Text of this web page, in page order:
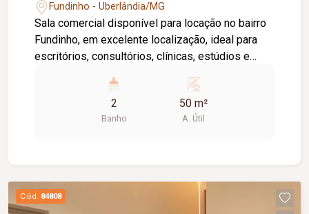
Fundinho - Uberlândia/MG
Sala comercial disponível para locação no bairro
Fundinho, em excelente localização, ideal para
escritórios, consultórios, clínicas, estúdios e
aproximadamente 50 m², forro em gesso, copa,
ponto de água, interfone e acesso por senha,
oferecendo praticidade e funcionalidade para o
banheiros feminino e masculino com
acessibilidade, controle de acesso facial, água
2
Banho
50 m²
A. Útil
Cód. 84808